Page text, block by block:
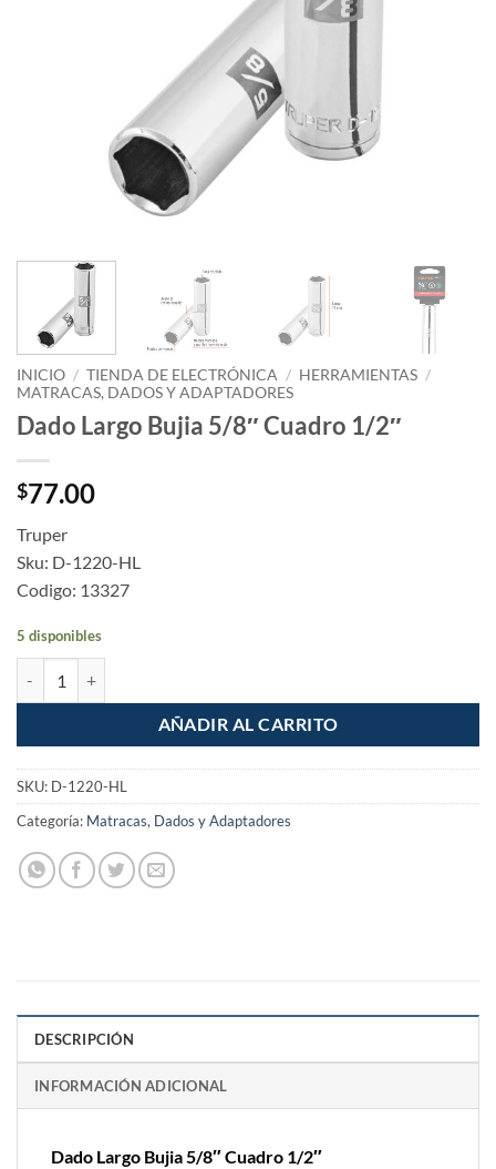
INICIO / TIENDA DE ELECTRÓNICA / HERRAMIENTAS /
MATRACAS, DADOS Y ADAPTADORES
Dado Largo Bujia 5/8″ Cuadro 1/2″
$77.00
Truper
Sku: D-1220-HL
Codigo: 13327
5 disponibles
AÑADIR AL CARRITO
SKU: D-1220-HL
Categoría: Matracas, Dados y Adaptadores
DESCRIPCIÓN
INFORMACIÓN ADICIONAL
Dado Largo Bujia 5/8″ Cuadro 1/2″